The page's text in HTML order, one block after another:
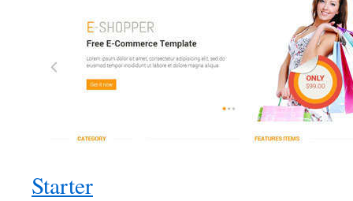
Starter